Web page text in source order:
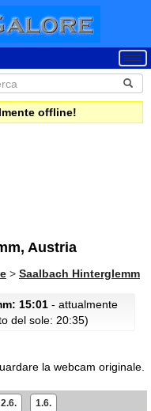
offline!
Austria
> Saalbach Hinterglemm
15:01 - attualmente
del sole: 20:35)
la webcam originale.
2.6. 1.6.